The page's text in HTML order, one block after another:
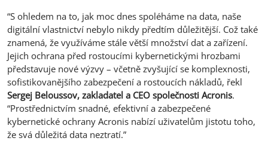
“S ohledem na to, jak moc dnes spoléháme na data, naše
digitální vlastnictví nebylo nikdy předtím důležitější. Což také
znamená, že využíváme stále větší množství dat a zařízení.
Jejich ochrana před rostoucími kybernetickými hrozbami
představuje nové výzvy – včetně zvyšující se komplexnosti,
sofistikovanějšího zabezpečení a rostoucích nákladů, řekl
Sergej Beloussov, zakladatel a CEO společnosti Acronis.
“Prostřednictvím snadné, efektivní a zabezpečené
kybernetické ochrany Acronis nabízí uživatelům jistotu toho,
že svá důležitá data neztratí.”